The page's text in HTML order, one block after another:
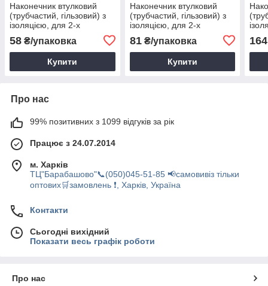
Наконечник втулковий
(трубчастий, гільзовий) з
ізоляцією, для 2-х
шт.)
58 ₴/упаковка
Купити
Наконечник втулковий
(трубчастий, гільзовий) з
ізоляцією, для 2-х
шт.)
81₴/упаковка
Купити
164
Про нас
99% позитивних з 1099 відгуків за рік
Працює з 24.07.2014
м. Харків
ТЦ"Барабашово"📞(050)045-51-85 📢самовивіз тільки
оптових🛒замовлень ❗, Харків, Україна
Контакти
Сьогодні вихідний
Показати весь графік роботи
Про нас